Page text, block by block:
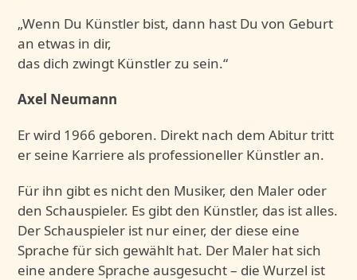
„Wenn Du Künstler bist, dann hast Du von Geburt
an etwas in dir,
das dich zwingt Künstler zu sein.“
Axel Neumann
Er wird 1966 geboren. Direkt nach dem Abitur tritt
er seine Karriere als professioneller Künstler an.
Für ihn gibt es nicht den Musiker, den Maler oder
den Schauspieler. Es gibt den Künstler, das ist alles.
Der Schauspieler ist nur einer, der diese eine
Sprache für sich gewählt hat. Der Maler hat sich
eine andere Sprache ausgesucht – die Wurzel ist